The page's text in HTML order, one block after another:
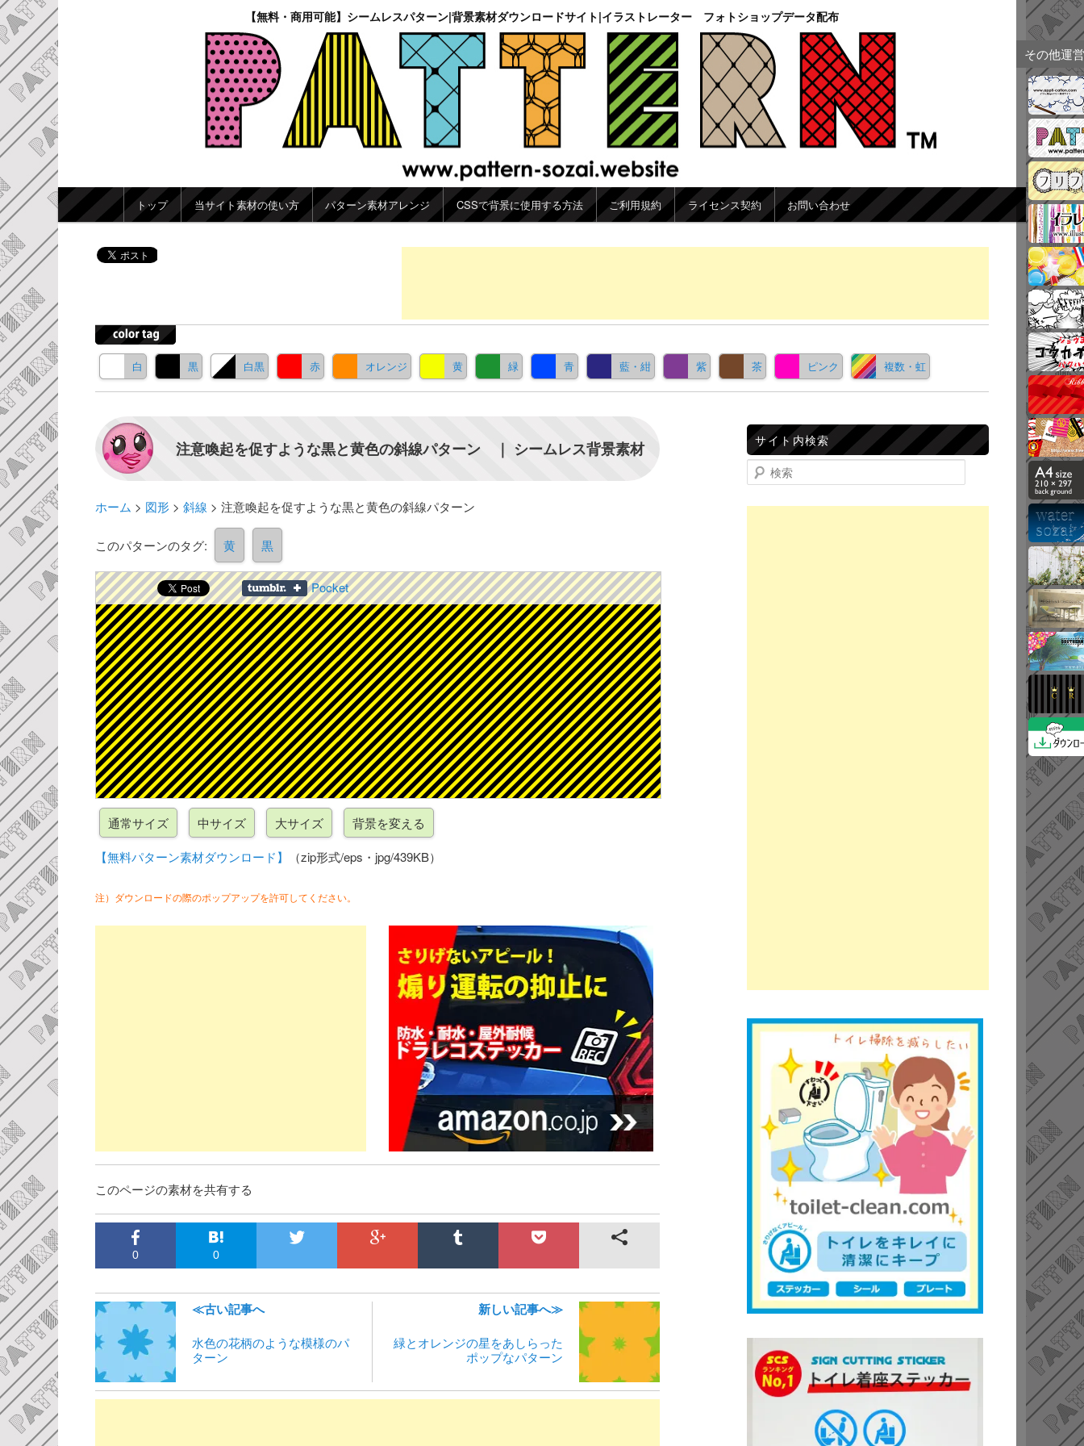
【無料・商用可能】シームレスパターン|背景素材ダウンロードサイト|イラストレーター フォトショップデータ配布
メインメニュー
メインコンテンツへ移動
サブコンテンツへ移動
トップ 当サイト素材の使い方 パターン素材アレンジ CSSで背景に使用する方法 ご利用規約 ライセンス契約 お問い合わせ
白 黒 白黒 赤 オレンジ 黄 緑 青 藍・紺 紫 茶 ピンク 複数・虹
注意喚起を促すような黒と黄色の斜線パターン ｜ シームレス背景素材
ホーム > 図形> 斜線 > 注意喚起を促すような黒と黄色の斜線パターン
このパターンのタグ: 黄 黒
Pocket
【無料パターン素材ダウンロード】 （zip形式/eps・jpg/439KB）
注）ダウンロードの際のポップアップを許可してください。
このページの素材を共有する
0 0
≪古い記事へ
水色の花柄のような模様のパ
ターン
新しい記事へ≫
緑とオレンジの星をあしらった
ポップなパターン
サイト内検索
検索
その他運